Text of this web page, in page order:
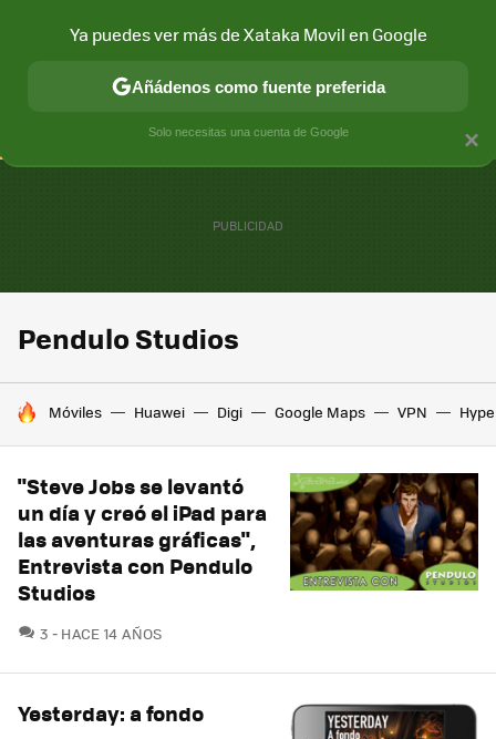
CONECTIVIDAD MÓVIL Y SOCIEDAD APLICACIONES
Pendulo Studios
HOY SE HABLA DE
Móviles Huawei Digi Google Maps VPN
"Steve Jobs se levantó
un día y creó el iPad para
las aventuras gráficas",
Entrevista con Pendulo
Studios
3 COMENTARIOS
HACE 14 AÑOS
Yesterday: a fondo
×
Ya puedes ver más de Xataka Movil en Google
Añádenos como fuente preferida
Solo necesitas una cuenta de Google